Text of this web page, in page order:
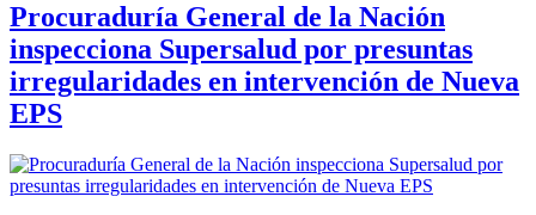
Procuraduría General de la Nación
inspecciona Supersalud por presuntas
irregularidades en intervención de Nueva
EPS